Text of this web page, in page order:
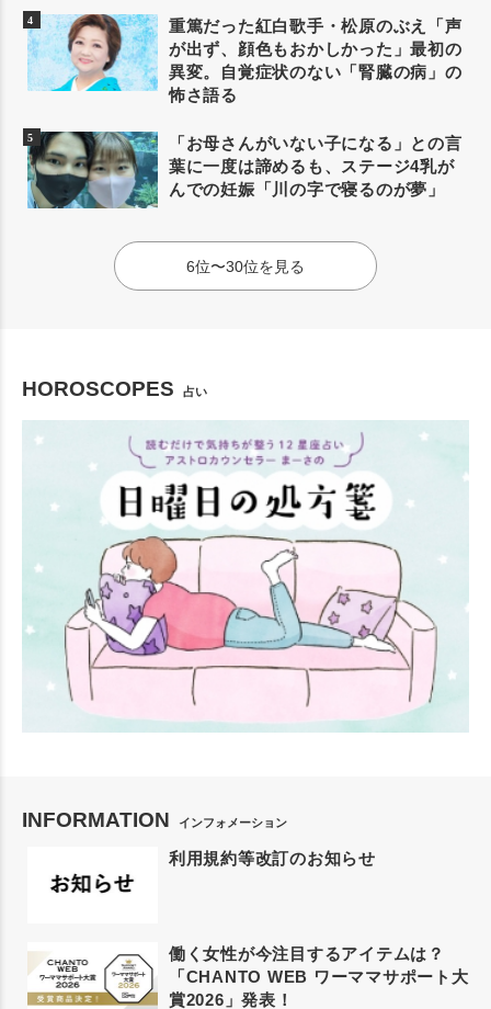
重篤だった紅白歌手・松原のぶえ「声
が出ず、顔色もおかしかった」最初の
異変。自覚症状のない「腎臓の病」の
怖さ語る
「お母さんがいない子になる」との言
葉に一度は諦めるも、ステージ4乳が
んでの妊娠「川の字で寝るのが夢」
6位〜30位を見る
HOROSCOPES 占い
INFORMATION インフォメーション
利用規約等改訂のお知らせ
働く女性が今注目するアイテムは？
「CHANTO WEB ワーママサポート大
賞2026」発表！